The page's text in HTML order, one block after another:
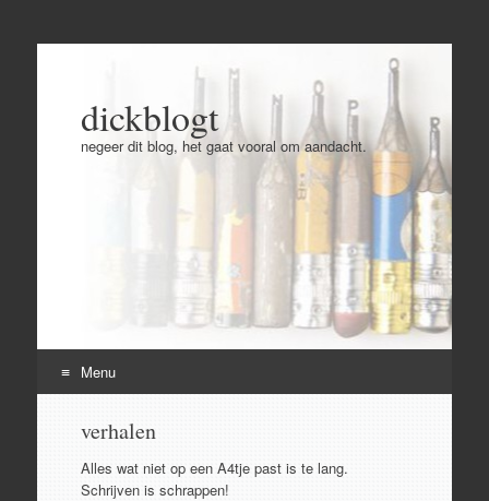
dickblogt
negeer dit blog, het gaat vooral om aandacht.
Menu
content
verhalen
Alles wat niet op een A4tje past is te lang.
Schrijven is schrappen!